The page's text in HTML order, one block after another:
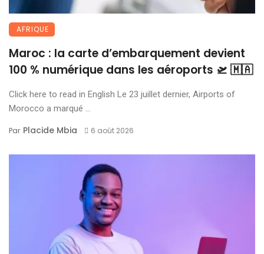
AFRIQUE
Maroc : la carte d’embarquement devient
100 % numérique dans les aéroports 🛫 🇲🇦
Click here to read in English Le 23 juillet dernier, Airports of
Morocco a marqué ...
Par Placide Mbia 6 août 2026